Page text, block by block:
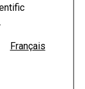
Français